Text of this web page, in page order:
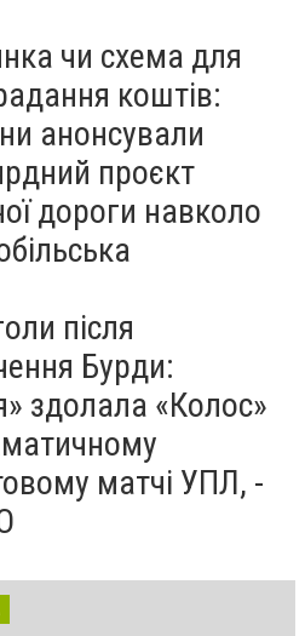
чи схема для
коштів:
анонсували
проєкт
дороги навколо
після
Бурди:
здолала «Колос»
матчі УПЛ, -